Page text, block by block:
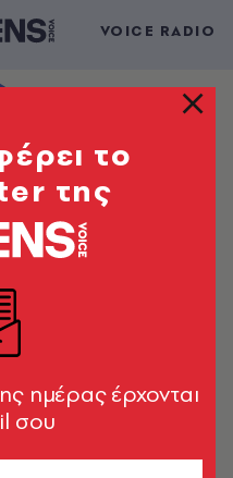
VOICE RADIO
το
της
ημέρας έρχονται
σου